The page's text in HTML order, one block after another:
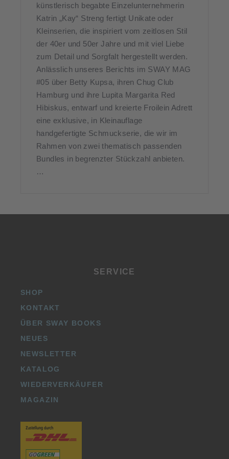
künstlerisch begabte Einzelunternehmerin
Katrin „Kay“ Streng fertigt Unikate oder
Kleinserien, die inspiriert vom zeitlosen Stil
der 40er und 50er Jahre und mit viel Liebe
zum Detail und Sorgfalt hergestellt werden.
Anlässlich unseres Berichts im SWAY MAG
#05 über Betty Kupsa, ihren Chug Club
Hamburg und ihre Lupita Margarita Red
Hibiskus, entwarf und kreierte Froilein Adrett
eine exklusive, in Kleinauflage
handgefertigte Schmuckserie, die wir im
Rahmen von zwei thematisch passenden
Bundles in begrenzter Stückzahl anbieten.
…
SERVICE
SHOP
KONTAKT
ÜBER SWAY BOOKS
NEUES
NEWSLETTER
KATALOG
WIEDERVERKÄUFER
MAGAZIN